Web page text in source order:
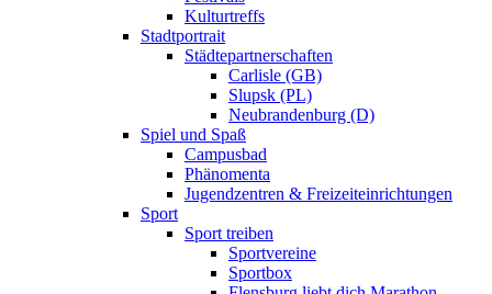
Kulturtreffs
Stadtportrait
Städtepartnerschaften
Carlisle (GB)
Slupsk (PL)
Neubrandenburg (D)
Spiel und Spaß
Campusbad
Phänomenta
Jugendzentren & Freizeiteinrichtungen
Sport
Sport treiben
Sportvereine
Sportbox